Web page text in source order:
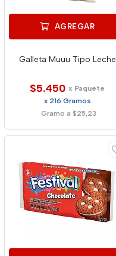
AGREGAR
Galleta Muuu Tipo Leche
$5.450 x Paquete
x 216 Gramos
Gramo a $25,23